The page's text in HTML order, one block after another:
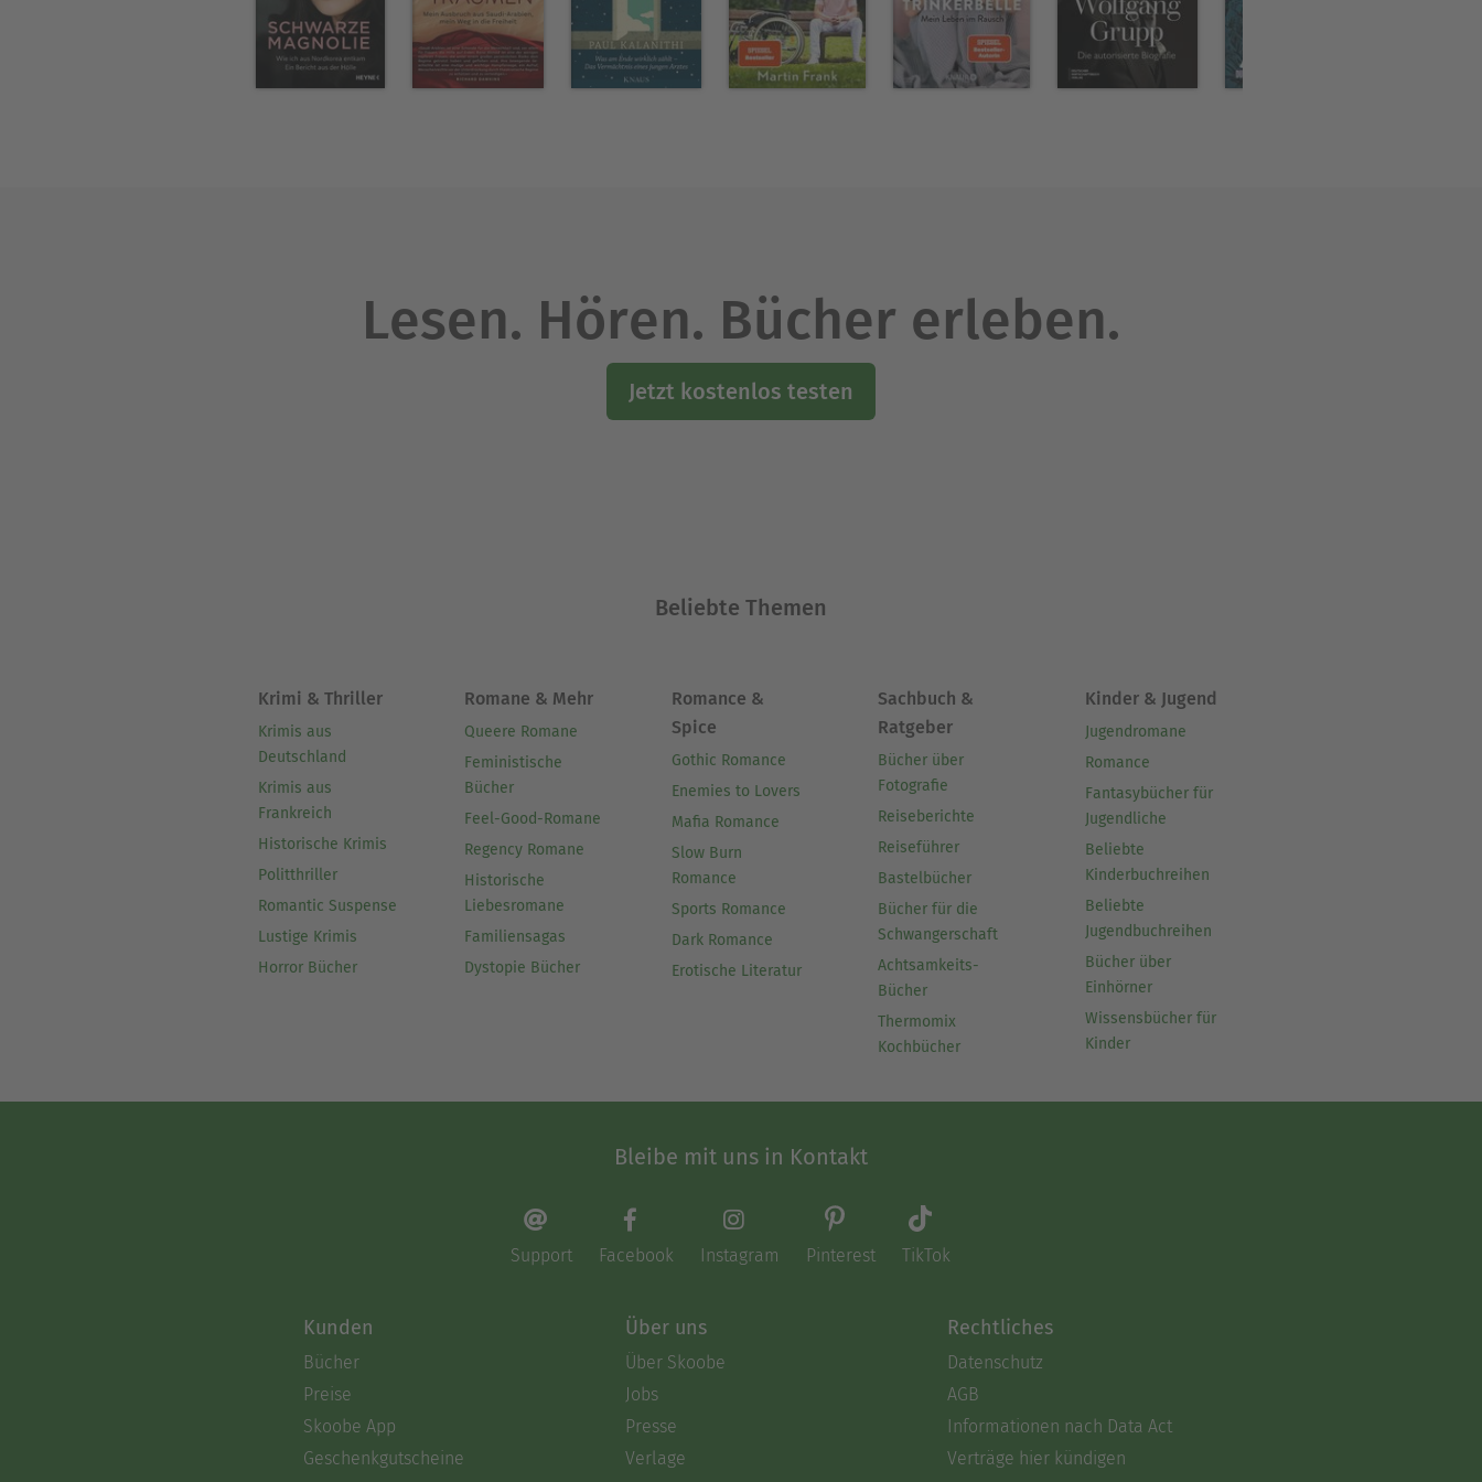
Lesen. Hören. Bücher erleben.
Jetzt kostenlos testen
Beliebte Themen
Krimi & Thriller
Krimis aus
Deutschland
Krimis aus
Frankreich
Historische Krimis
Politthriller
Romantic Suspense
Lustige Krimis
Horror Bücher
Romane & Mehr
Queere Romane
Feministische
Bücher
Feel-Good-Romane
Regency Romane
Historische
Liebesromane
Familiensagas
Dystopie Bücher
Romance &
Spice
Gothic Romance
Enemies to Lovers
Mafia Romance
Slow Burn
Romance
Sports Romance
Dark Romance
Erotische Literatur
Sachbuch &
Ratgeber
Bücher über
Fotografie
Reiseberichte
Reiseführer
Bastelbücher
Bücher für die
Schwangerschaft
Achtsamkeits-
Bücher
Thermomix
Kochbücher
Kinder & Jugend
Jugendromane
Romance
Fantasybücher für
Jugendliche
Beliebte
Kinderbuchreihen
Beliebte
Jugendbuchreihen
Bücher über
Einhörner
Wissensbücher für
Kinder
Bleibe mit uns in Kontakt
Support Facebook Instagram Pinterest TikTok
Kunden
Bücher
Preise
Skoobe App
Geschenkgutscheine
Über uns
Über Skoobe
Jobs
Presse
Verlage
Rechtliches
Datenschutz
AGB
Informationen nach Data Act
Verträge hier kündigen